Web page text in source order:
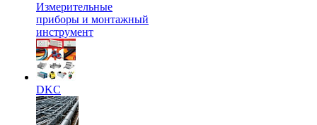
Измерительные
приборы и монтажный
инструмент
DKC